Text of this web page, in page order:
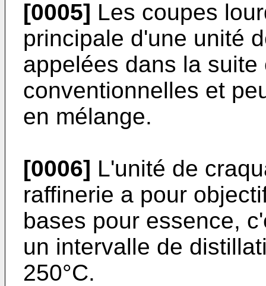
[0005] Les coupes
principale d'une unité
appelées dans la
conventionnelles et
en mélange.
[0006] L'unité de
raffinerie a pour
bases pour essence,
un intervalle de
250°C.